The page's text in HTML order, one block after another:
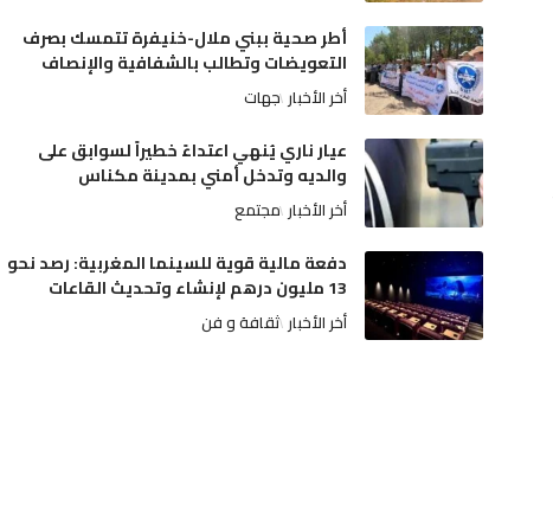
أطر صحية ببني ملال-خنيفرة تتمسك بصرف
التعويضات وتطالب بالشفافية والإنصاف
أخر الأخبار جهات
عيار ناري يُنهي اعتداءً خطيراً لسوابق على
والديه وتدخل أمني بمدينة مكناس
أخر الأخبار مجتمع
دفعة مالية قوية للسينما المغربية: رصد نحو
13 مليون درهم لإنشاء وتحديث القاعات
أخر الأخبار ثقافة و فن